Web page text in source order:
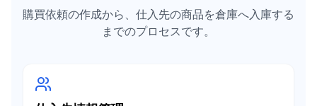
購買依頼の作成から、仕入先の商品を倉庫へ入庫する
までのプロセスです。